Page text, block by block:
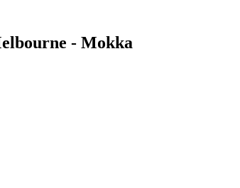
- Mokka